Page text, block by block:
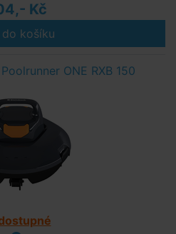
Kč
do košíku
ONE RXB 150